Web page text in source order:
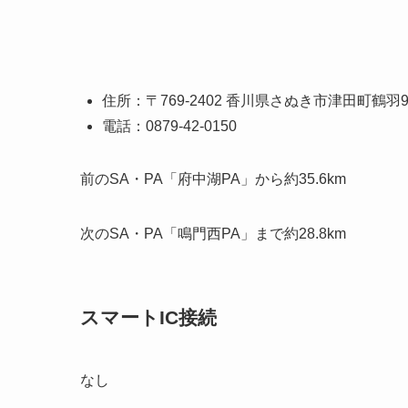
住所：〒769-2402 香川県さぬき市津田町鶴羽
電話：0879-42-0150
前のSA・PA「府中湖PA」から約35.6km
次のSA・PA「鳴門西PA」まで約28.8km
スマートIC接続
なし